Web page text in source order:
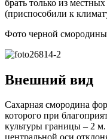
брать только из
(приспособили к
Фото черной смородины
Внешний вид
Сахарная смородина
которого при
культуры границы – 2